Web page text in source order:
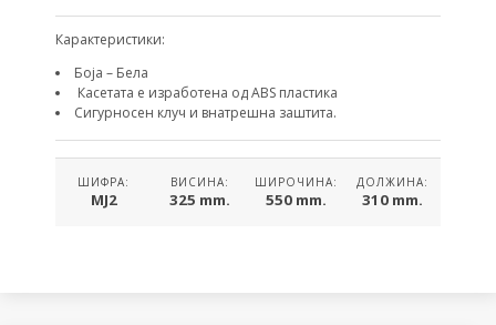
Карактеристики:
Боја – Бела
Касетата е изработена од ABS пластика
Сигурносен клуч и внатрешна заштита.
ШИФРА:
MJ2
ВИСИНА:
325 mm.
ШИРОЧИНА:
550 mm.
ДОЛЖИНА:
310 mm.